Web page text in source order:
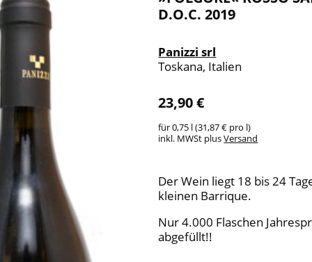
D.O.C. 2019
Panizzi srl
Toskana, Italien
23,90 €
für 0,75 l (31,87 € pro l)
inkl. MWSt plusVersand
Der Wein liegt 18 bis 24
kleinen Barrique.
Nur 4.000 Flaschen
abgefüllt!!